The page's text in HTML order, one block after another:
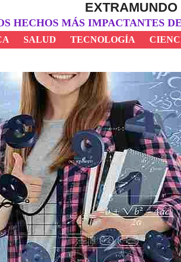
EXTRAMUNDO
HECHOS MÁS IMPACTANTES
SALUD TECNOLOGÍA